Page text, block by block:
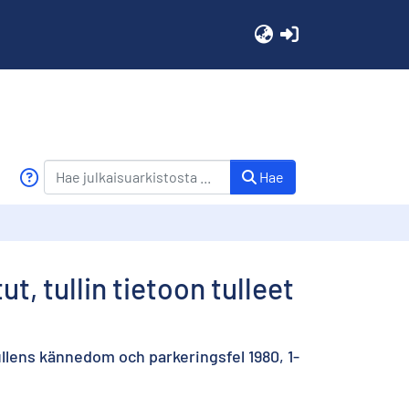
Hae
tullin tietoon tulleet
kännedom och parkeringsfel 1980, 1-